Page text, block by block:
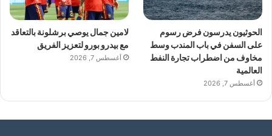
الحوثيون يدرسون فرض رسوم
على السفن في باب المندب وسط
مخاوف من اضطراب تجارة النفط
العالمية
أغسطس 7, 2026
لامين جمال يوصي برشلونة بالتعاقد
مع بيدرو بورو لتعزيز الفريق
أغسطس 7, 2026